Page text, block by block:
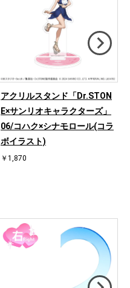
アクリルスタンド「Dr.STON
E×サンリオキャラクターズ」
06/コハク×シナモロール(コラ
ボイラスト)
￥1,870